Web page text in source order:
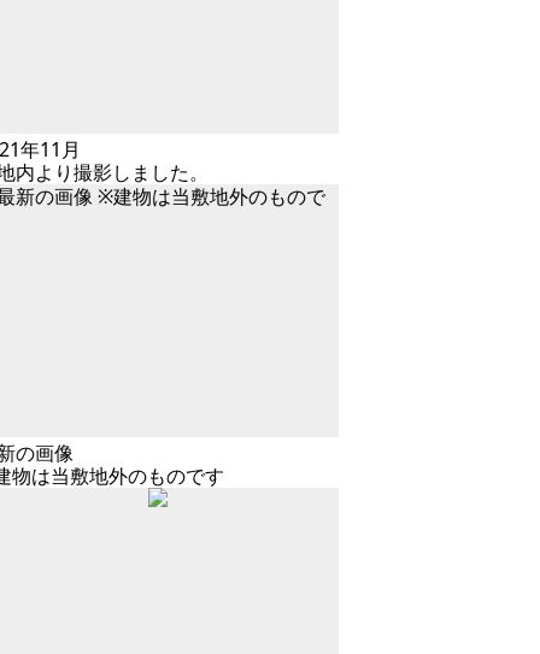
年11月
内より撮影しました。
の画像
物は当敷地外のものです